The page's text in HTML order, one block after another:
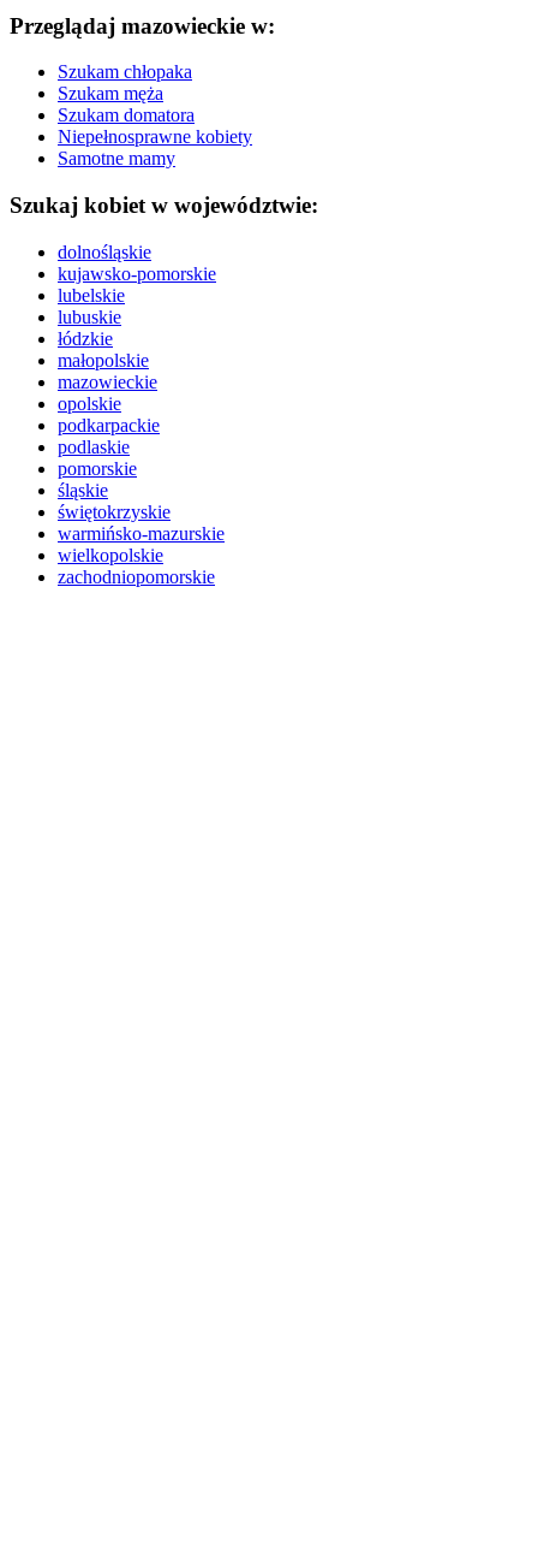
Przeglądaj mazowieckie w:
Szukam chłopaka
Szukam męża
Szukam domatora
Niepełnosprawne kobiety
Samotne mamy
Szukaj kobiet w województwie:
dolnośląskie
kujawsko-pomorskie
lubelskie
lubuskie
łódzkie
małopolskie
mazowieckie
opolskie
podkarpackie
podlaskie
pomorskie
śląskie
świętokrzyskie
warmińsko-mazurskie
wielkopolskie
zachodniopomorskie